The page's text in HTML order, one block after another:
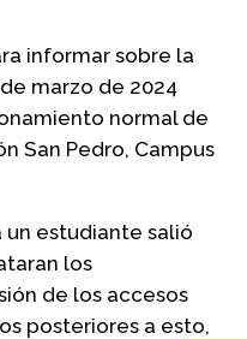
informar sobre la
marzo de 2024
normal de
San Pedro, Campus
estudiante salió
los
de los accesos
posteriores a esto,